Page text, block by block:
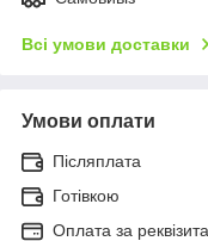
Всі умови доставки
Умови оплати
Післяплата
Готівкою
Оплата за